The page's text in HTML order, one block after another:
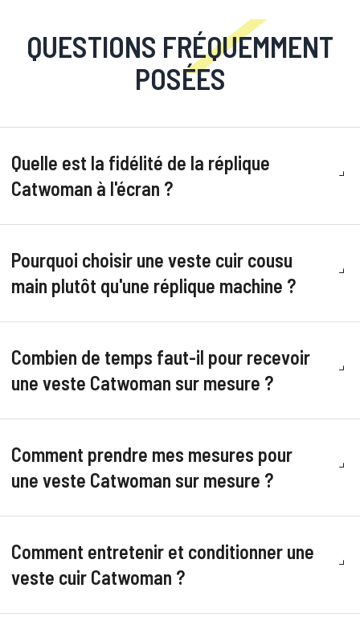
QUESTIONS FRÉQUEMMENT
POSÉES
Quelle est la fidélité de la réplique
Catwoman à l'écran ?
Pourquoi choisir une veste cuir cousu
main plutôt qu'une réplique machine ?
Combien de temps faut-il pour recevoir
une veste Catwoman sur mesure ?
Comment prendre mes mesures pour
une veste Catwoman sur mesure ?
Comment entretenir et conditionner une
veste cuir Catwoman ?